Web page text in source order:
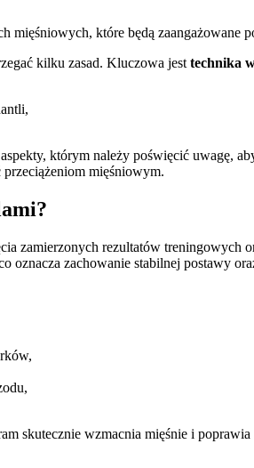
mięśniowych, które będą zaangażowane
kilku zasad. Kluczowa jest technika
którym należy poświęcić uwagę,
mięśniowym.
zamierzonych rezultatów treningowych
zachowanie stabilnej postawy
skutecznie wzmacnia mięśnie i